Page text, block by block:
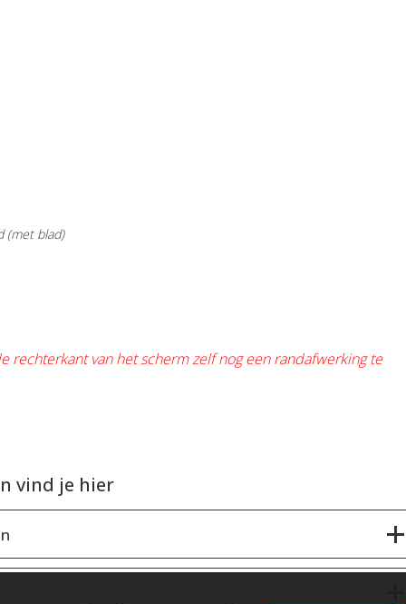
(met blad)
van het scherm zelf nog een randafwerking te
vind je hier